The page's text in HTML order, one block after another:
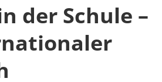
der Schule –